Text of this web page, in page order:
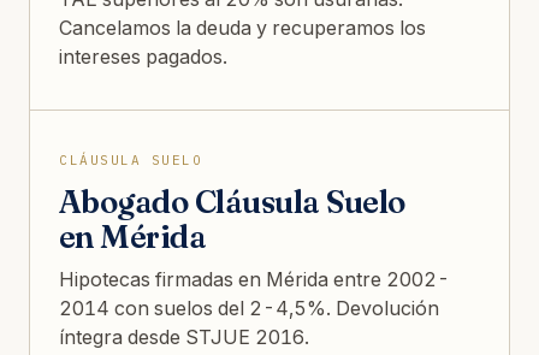
Cancelamos la deuda y recuperamos los
intereses pagados.
CLÁUSULA SUELO
Abogado Cláusula Suelo
en Mérida
Hipotecas firmadas en Mérida entre 2002-
2014 con suelos del 2-4,5%. Devolución
íntegra desde STJUE 2016.